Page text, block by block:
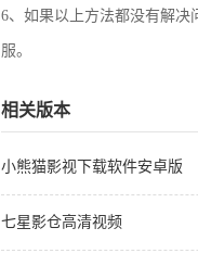
6、如果以上方法都没有解决
服。
相关版本
小熊猫影视下载软件安卓版
七星影仓高清视频